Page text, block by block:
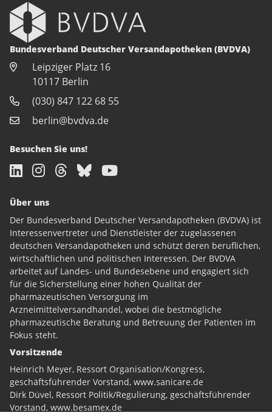
Bundesverband Deutscher Versandapotheken (BVDVA)
Leipziger Platz 16
10117 Berlin
(030) 847 122 68 55
berlin@bvdva.de
Besuchen Sie uns!
Über uns
Der Bundesverband Deutscher Versandapotheken (BVDVA) ist
Interessenvertreter und Dienstleister der zugelassenen
deutschen Versandapotheken und schützt deren beruflichen,
wirtschaftlichen und politischen Interessen. Der BVDVA
arbeitet auf Landes- und Bundesebene und engagiert sich
für die Sicherstellung einer hohen Qualität der
pharmazeutischen Versorgung im
Arzneimittelversandhandel, wobei die bestmögliche
pharmazeutische Beratung und Betreuung der Patienten im
Fokus steht.
Vorsitzende
Heinrich Meyer, Ressort Organisation/Kongress,
geschäftsführender Vorstand, www.sanicare.de
Dirk Düvel, Ressort Politik/Regulierung, geschäftsführender
Vorstand, www.besamex.de